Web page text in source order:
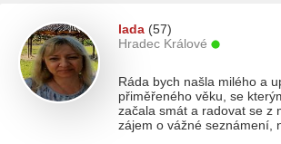
lada (57)
Hradec Králové
Ráda bych našla milého a
přiměřeného věku, se
začala smát a radovat se z
zájem o vážné seznámení,